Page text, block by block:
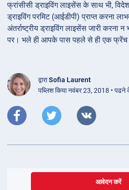
फ्रांसीसी ड्राइविंग लाइसेंस के साथ भी, विदेश
ड्राइविंग परमिट (आईडीपी) प्राप्त करना
अंतर्राष्ट्रीय ड्राइविंग लाइसेंस जारी करना
पर। भले ही आपके पास पहले से ही एक फ्रेंच
द्वाराSofia Laurent
पब्लिश किया नवंबर 23, 2018 • पढने
आवेदन करें